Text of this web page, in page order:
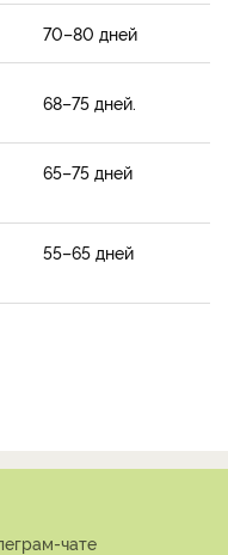
70–80 дней
68–75 дней.
65–75 дней
55–65 дней
чате